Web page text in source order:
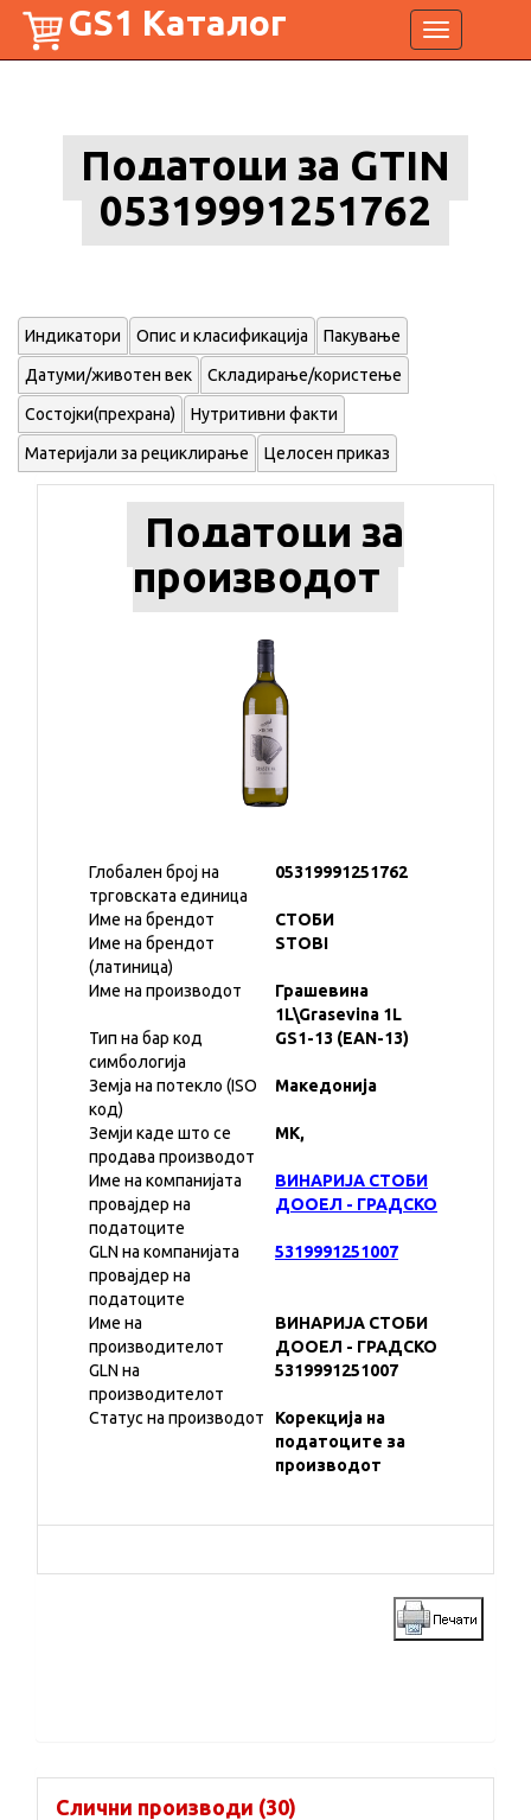
Toggle
navigation
GS1 Каталог
Податоци за GTIN
05319991251762
Индикатори Опис и класификација Пакување
Датуми/животен век Складирање/користење
Состојки(прехрана) Нутритивни факти
Материјали за рециклирање Целосен приказ
Податоци за
производот
Глобален број на
трговската единица
05319991251762
Име на брендот
СТОБИ
Име на брендот
(латиница)
STOBI
Име на производот
Грашевина
1L\Grasevina 1L
Тип на бар код
симбологија
GS1-13 (EAN-13)
Земја на потекло (ISO
код)
Македонија
Земји каде што се
продава производот
MK,
Име на компанијата
провајдер на
податоците
ВИНАРИЈА СТОБИ
ДООЕЛ - ГРАДСКО
GLN на компанијата
провајдер на
податоците
5319991251007
Име на
производителот
ВИНАРИЈА СТОБИ
ДООЕЛ - ГРАДСКО
GLN на
производителот
5319991251007
Статус на производот
Корекција на
податоците за
производот
Слични производи (30)